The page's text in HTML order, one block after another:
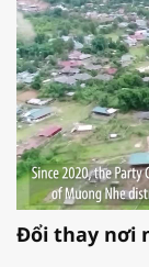
Đổi thay nơi